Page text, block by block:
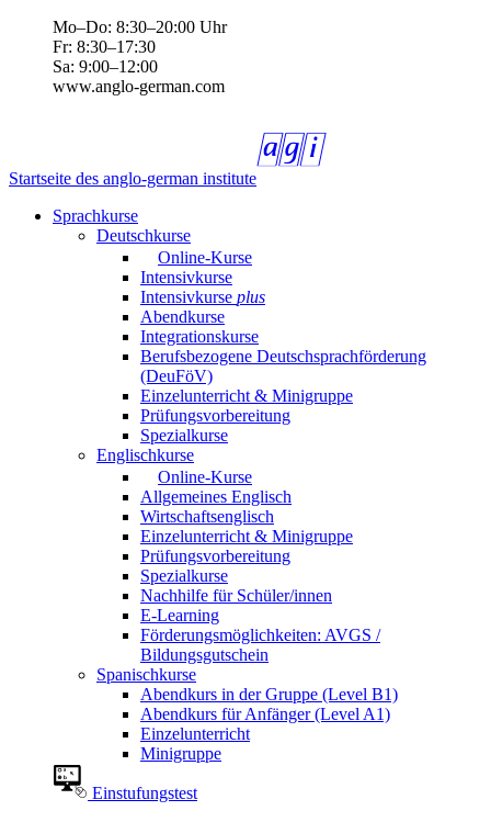
Mo–Do: 8:30–20:00 Uhr
Fr: 8:30–17:30
Sa: 9:00–12:00
www.anglo-german.com
Startseite des anglo-german institute
Sprachkurse
Deutschkurse
Online-Kurse
Intensivkurse
Intensivkurse plus
Abendkurse
Integrationskurse
Berufsbezogene Deutschsprachförderung
(DeuFöV)
Einzelunterricht & Minigruppe
Prüfungsvorbereitung
Spezialkurse
Englischkurse
Online-Kurse
Allgemeines Englisch
Wirtschaftsenglisch
Einzelunterricht & Minigruppe
Prüfungsvorbereitung
Spezialkurse
Nachhilfe für Schüler/innen
E-Learning
Förderungsmöglichkeiten: AVGS /
Bildungsgutschein
Spanischkurse
Abendkurs in der Gruppe (Level B1)
Abendkurs für Anfänger (Level A1)
Einzelunterricht
Minigruppe
Einstufungstest